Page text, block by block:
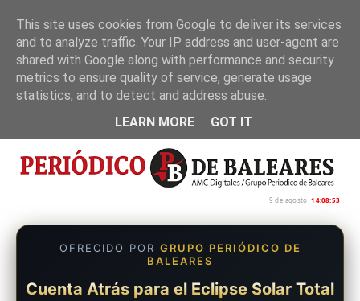
Inicio Nosotros Política de privacidad
9 de agosto 14:08:54
OFRECIDO POR GRUPO PERIÓDICO DE
BALEARES
Cuenta Atrás para el Eclipse Solar Total
This site uses cookies from Google to deliver its services
and to analyze traffic. Your IP address and user-agent are
shared with Google along with performance and security
metrics to ensure quality of service, generate usage
statistics, and to detect and address abuse.
LEARN MORE
GOT IT